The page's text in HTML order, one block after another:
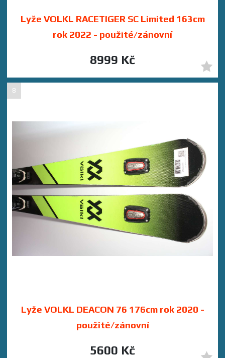
Lyže VOLKL RACETIGER SC Limited 163cm
rok 2022 - použité/zánovní
8999 Kč
8
Lyže VOLKL DEACON 76 176cm rok 2020 -
použité/zánovní
5600 Kč